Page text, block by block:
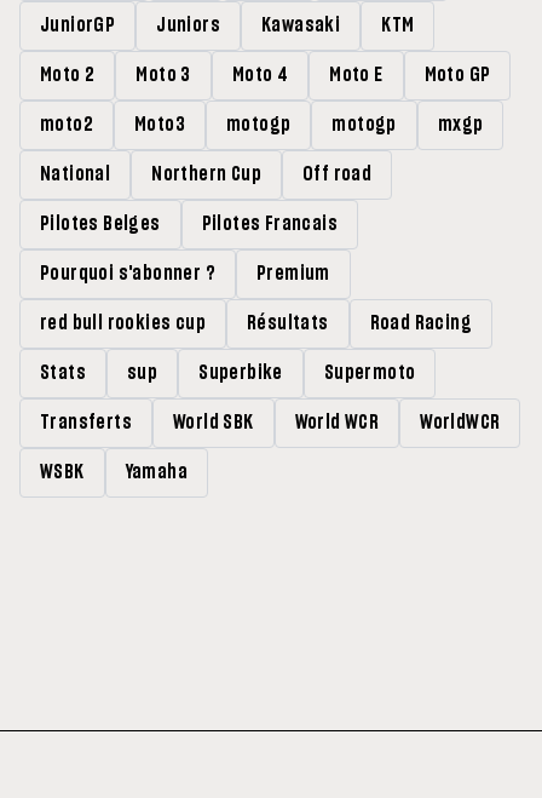
JuniorGP Juniors Kawasaki KTM
Moto 2 Moto 3 Moto 4 Moto E Moto GP
moto2 Moto3 motogp motogp mxgp
National Northern Cup Off road
Pilotes Belges Pilotes Francais
Pourquoi s'abonner ? Premium
red bull rookies cup Résultats Road Racing
Stats sup Superbike Supermoto
Transferts World SBK World WCR WorldWCR
WSBK Yamaha